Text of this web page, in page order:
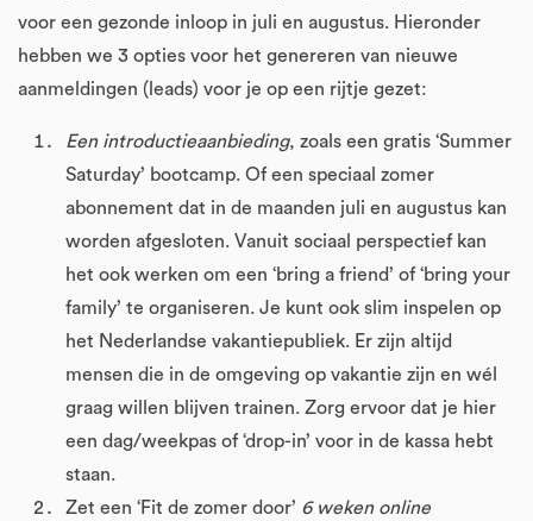
voor een gezonde inloop in juli en augustus. Hieronder
hebben we 3 opties voor het genereren van nieuwe
aanmeldingen (leads) voor je op een rijtje gezet:
Een introductieaanbieding, zoals een gratis ‘Summer
Saturday’ bootcamp. Of een speciaal zomer
abonnement dat in de maanden juli en augustus kan
worden afgesloten. Vanuit sociaal perspectief kan
het ook werken om een ‘bring a friend’ of ‘bring your
family’ te organiseren. Je kunt ook slim inspelen op
het Nederlandse vakantiepubliek. Er zijn altijd
mensen die in de omgeving op vakantie zijn en wél
graag willen blijven trainen. Zorg ervoor dat je hier
een dag/weekpas of ‘drop-in’ voor in de kassa hebt
staan.
Zet een ‘Fit de zomer door’ 6 weken online